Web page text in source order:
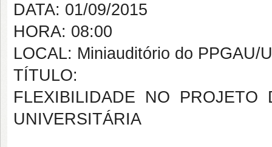
DATA: 01/09/2015
HORA: 08:00
LOCAL: Miniauditório do PPGAU/
TÍTULO:
FLEXIBILIDADE NO PROJETO
UNIVERSITÁRIA